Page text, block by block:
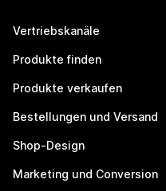
Vertriebskanäle
Produkte finden
Produkte verkaufen
Bestellungen und Versand
Shop-Design
Marketing und Conversion